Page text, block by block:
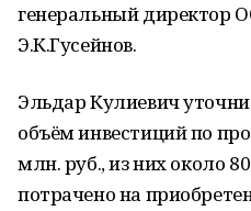
генеральный директор
Э.К.Гусейнов.
Эльдар Кулиевич
объём инвестиций по
млн. руб., из них около
потрачено на